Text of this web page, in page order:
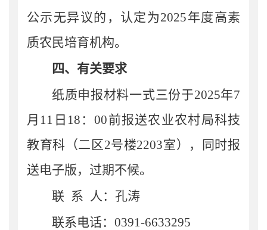
公示无异议的 ， 认定为2025年度高素
质农民培育机构。
四、 有关要求
纸质申报材料一式三份于2025年7
月 11 日 18 ：00前报送农业农村局科技
教育科（二区2号楼2203室），同时报
送电子版，过期不候。
联 系 人： 孔涛
联系电话： 0391-6633295